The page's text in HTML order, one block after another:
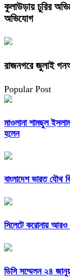
কুলাউড়ায় চুরির
অভিযোগ
রাজনগরে জুলাই
Popular Post
মাওলানা শামছুল ইসলাম
হলেন
বাংলাদেশ ভারত যৌথ
সিলেটে করোনায় আরও
ডিসি সম্মেলন ২৪